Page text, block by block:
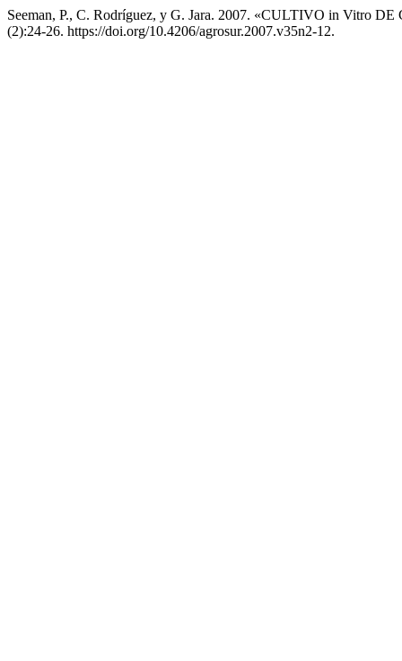
Seeman, P., C. Rodríguez, y G. Jara. 2007. «CULTIVO in Vitro
(2):24-26. https://doi.org/10.4206/agrosur.2007.v35n2-12.